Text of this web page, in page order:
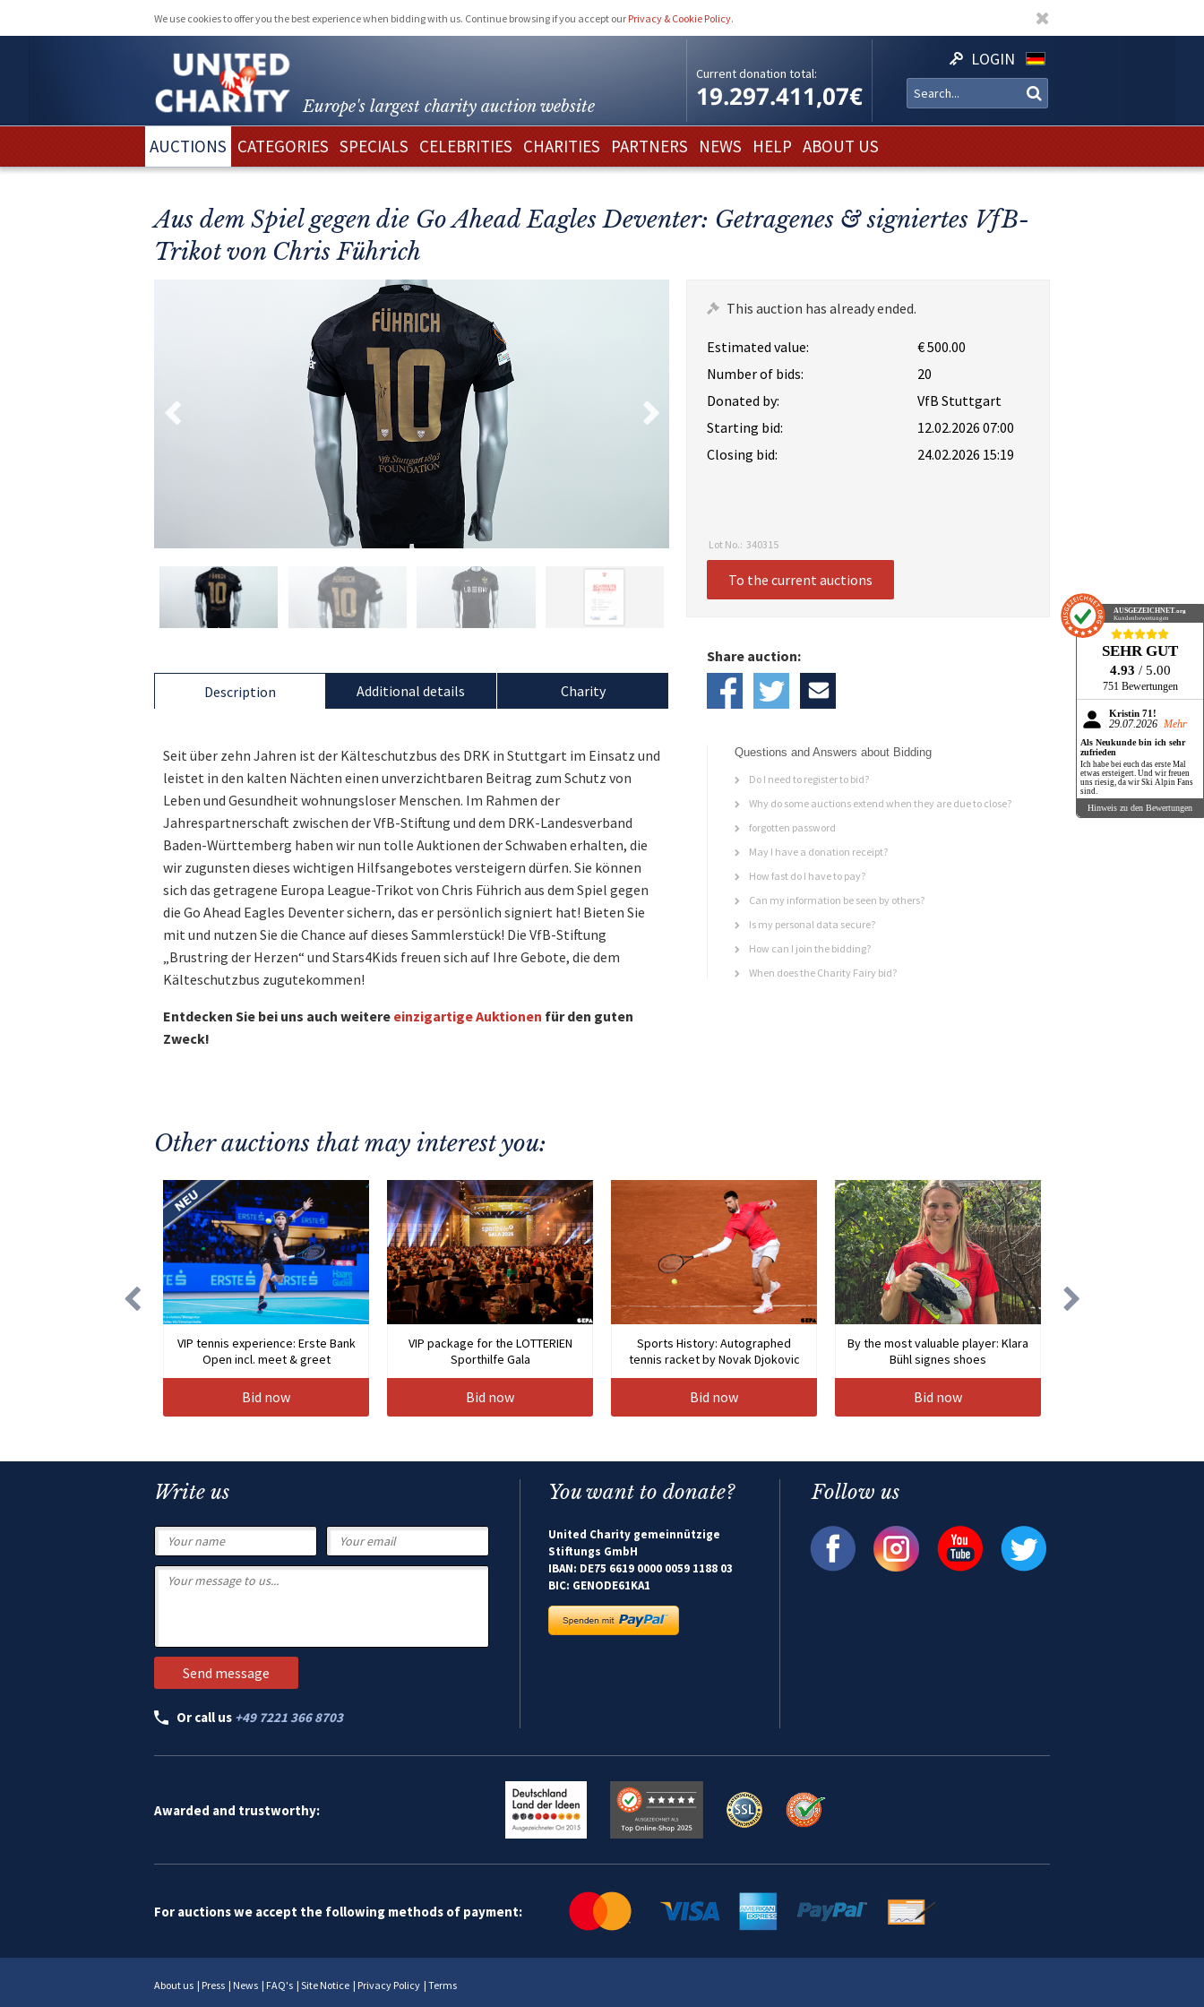
We use cookies to offer you the best experience when bidding with us. Continue browsing if you accept our Privacy & Cookie Policy.
Europe's largest charity auction website
Current donation total:
19.297.411,07€
LOGIN
AUCTIONS CATEGORIES SPECIALS CELEBRITIES CHARITIES PARTNERS NEWS HELP ABOUT US
Aus dem Spiel gegen die Go Ahead Eagles Deventer: Getragenes & signiertes VfB-
Trikot von Chris Führich
This auction has already ended.
Estimated value:
€ 500.00
Number of bids:
20
Donated by:
VfB Stuttgart
Starting bid:
12.02.2026 07:00
Closing bid:
24.02.2026 15:19
Lot No.: 340315
To the current auctions
Description
Seit über zehn Jahren ist der Kälteschutzbus des DRK in Stuttgart im Einsatz und
leistet in den kalten Nächten einen unverzichtbaren Beitrag zum Schutz von
Leben und Gesundheit wohnungsloser Menschen. Im Rahmen der
Jahrespartnerschaft zwischen der VfB-Stiftung und dem DRK-Landesverband
Baden-Württemberg haben wir nun tolle Auktionen der Schwaben erhalten, die
wir zugunsten dieses wichtigen Hilfsangebotes versteigern dürfen. Sie können
sich das getragene Europa League-Trikot von Chris Führich aus dem Spiel gegen
die Go Ahead Eagles Deventer sichern, das er persönlich signiert hat! Bieten Sie
mit und nutzen Sie die Chance auf dieses Sammlerstück! Die VfB-Stiftung
„Brustring der Herzen“ und Stars4Kids freuen sich auf Ihre Gebote, die dem
Kälteschutzbus zugutekommen!
Entdecken Sie bei uns auch weitere einzigartige Auktionen für den guten
Zweck!
Additional details Charity
Share auction:
Questions and Answers about Bidding
Do I need to register to bid?
Why do some auctions extend when they are due to close?
forgotten password
May I have a donation receipt?
How fast do I have to pay?
Can my information be seen by others?
Is my personal data secure?
How can I join the bidding?
When does the Charity Fairy bid?
Other auctions that may interest you:
VIP tennis experience: Erste Bank
Open incl. meet & greet
Bid now
VIP package for the LOTTERIEN
Sporthilfe Gala
Bid now
Sports History: Autographed
tennis racket by Novak Djokovic
Bid now
By the most valuable player: Klara
Bühl signes shoes
Bid now
Write us
Or call us +49 7221 366 8703
You want to donate?
United Charity gemeinnützige
Stiftungs GmbH
IBAN: DE75 6619 0000 0059 1188 03
BIC: GENODE61KA1
Follow us
Awarded and trustworthy:
For auctions we accept the following methods of payment:
About us | Press | News | FAQ's | Site Notice | Privacy Policy | Terms
AUSGEZEICHNET .org
Kundenbewertungen
SEHR GUT
4.93 / 5.00
751 Bewertungen
Kristin 71!
29.07.2026 Mehr
Als Neukunde bin ich sehr
zufrieden
Ich habe bei euch das erste Mal
etwas ersteigert. Und wir freuen
uns riesig, da wir Ski Alpin Fans
sind.
Hinweis zu den Bewertungen